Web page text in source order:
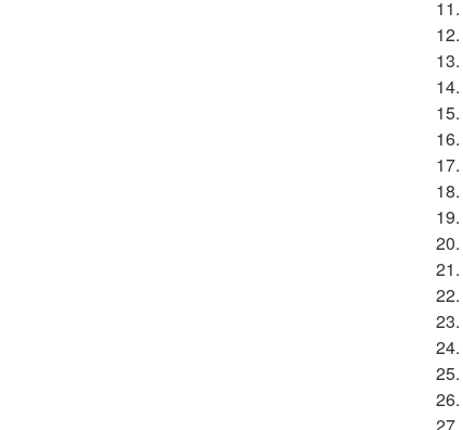
11.
12.
13.
14.
15.
16.
17.
18.
19.
20.
21.
22.
23.
24.
25.
26.